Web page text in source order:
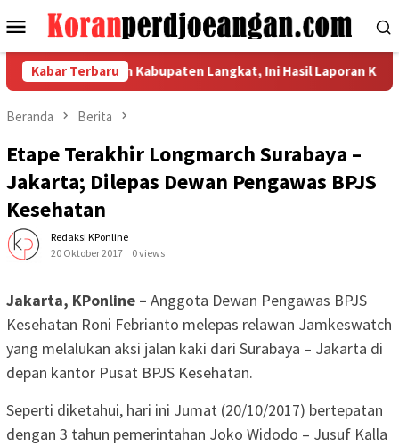
ke
Menu
Mobile
Kabar Terbaru
Pemulihan Kabupaten Langkat, Ini Hasil Laporan Kaposko
Beranda Berita
Etape Terakhir Longmarch Surabaya –
Jakarta; Dilepas Dewan Pengawas BPJS
Kesehatan
Redaksi KPonline
20 Oktober 2017
0 views
Jakarta, KPonline – Anggota Dewan Pengawas BPJS
Kesehatan Roni Febrianto melepas relawan Jamkeswatch
yang melalukan aksi jalan kaki dari Surabaya – Jakarta di
depan kantor Pusat BPJS Kesehatan.
Seperti diketahui, hari ini Jumat (20/10/2017) bertepatan
dengan 3 tahun pemerintahan Joko Widodo – Jusuf Kalla